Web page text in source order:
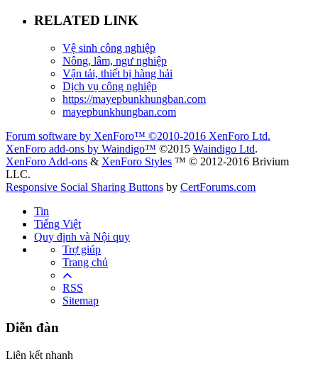
RELATED LINK
Vệ sinh công nghiệp
Nông, lâm, ngư nghiệp
Vận tải, thiết bị hàng hải
Dịch vụ công nghiệp
https://mayepbunkhungban.com
mayepbunkhungban.com
Forum software by XenForo™ ©2010-2016 XenForo Ltd.
XenForo add-ons by Waindigo™ ©2015 Waindigo Ltd.
XenForo Add-ons & XenForo Styles ™ © 2012-2016 Brivium
LLC.
Responsive Social Sharing Buttons by CertForums.com
Tin
Tiếng Việt
Quy định và Nội quy
Trợ giúp
Trang chủ
RSS
Sitemap
Diễn đàn
Liên kết nhanh